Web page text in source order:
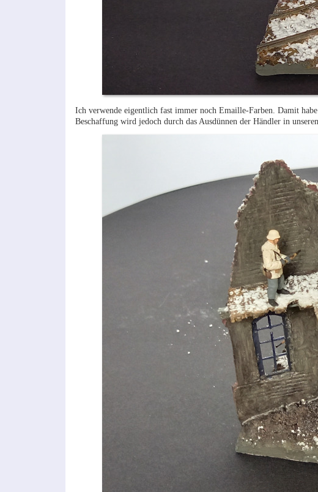
Ich verwende eigentlich fast immer noch Emaille-Farben. Damit
Beschaffung wird jedoch durch das Ausdünnen der Händler in